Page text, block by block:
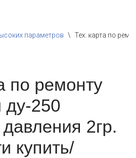
параметров \ Тех. карта по
по ремонту
ду-250
2гр.
купить/